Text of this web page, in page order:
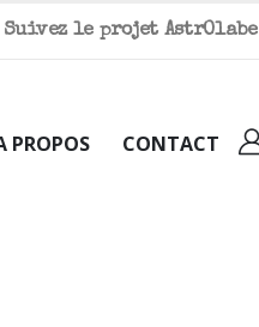
Suivez le projet AstrOlabe
PROPOS CONTACT